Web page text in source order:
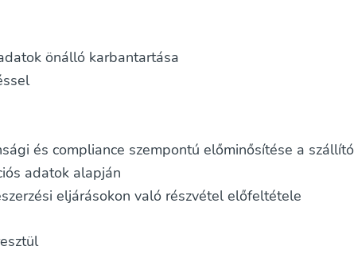
önálló karbantartása
és compliance szempontú előminősítése a
adatok alapján
eljárásokon való részvétel előfeltétele